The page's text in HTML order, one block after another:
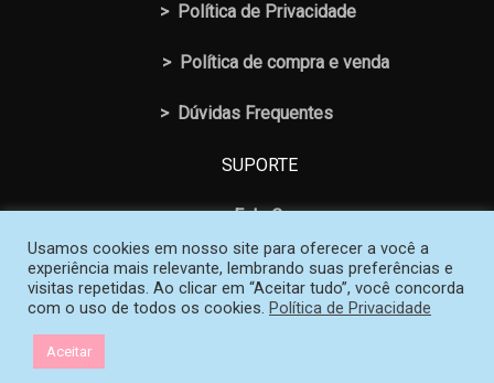
> Política de Privacidade
> Política de compra e venda
> Dúvidas Frequentes
SUPORTE
> Fale Conosco
© 2026 Loja SOS Professor Atividades. Todos os Direitos
Usamos cookies em nosso site para oferecer a você a
experiência mais relevante, lembrando suas preferências e
visitas repetidas. Ao clicar em “Aceitar tudo”, você concorda
com o uso de todos os cookies. Política de Privacidade
Aceitar